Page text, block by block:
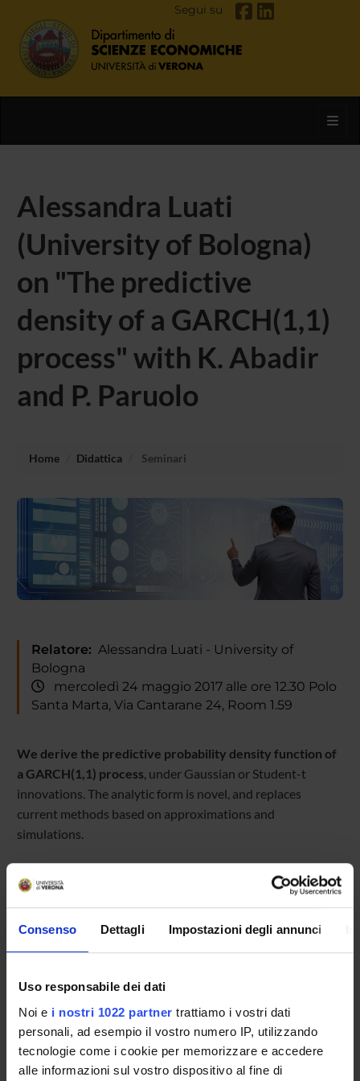
Consenso Dettagli Impostazioni degli annunci
Uso responsabile dei dati
Noi e i nostri 1022 partner trattiamo i vostri dati
personali, ad esempio il vostro numero IP, utilizzando
tecnologie come i cookie per memorizzare e accedere
alle informazioni sul vostro dispositivo al fine di
Segui su
Alessandra Luati
(University of Bologna)
on "The predictive
density of a GARCH(1,1)
process" with K. Abadir
and P. Paruolo
Home Didattica Seminari
Relatore: Alessandra Luati - University of
Bologna
mercoledì 24 maggio 2017 alle ore 12.30 Polo
Santa Marta, Via Cantarane 24, Room 1.59
We derive the predictive probability density function of
a GARCH(1,1) process, under Gaussian or Student-t
innovations. The analytic form is novel, and replaces
current methods based on approximations and
simulations.
Luigi Grossi
Referente esterno
Data pubblicazione
25 maggio 2016